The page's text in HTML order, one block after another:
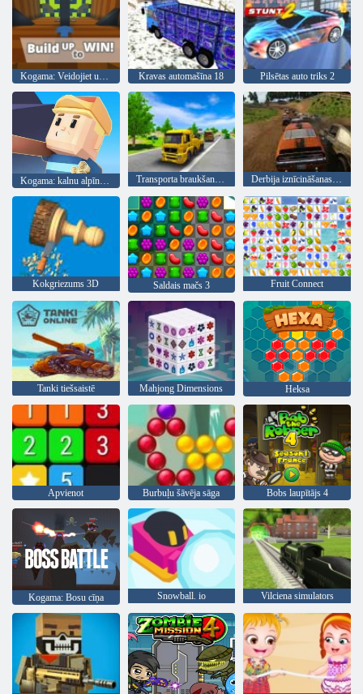
Kogama: Veidojiet uzvaru Kravas automašīna 18 Pilsētas auto triks 2
Transporta braukšanas simulators Derbija iznīcināšanas simulators
Kokgriezums 3D Saldais mačs 3 Fruit Connect
Tanki tiešsaistē Mahjong Dimensions Heksa
Apvienot Burbuļu šāvēja sāga Bobs laupītājs 4
Kogama: Bosu cīņa Snowball. io Vilciena simulators